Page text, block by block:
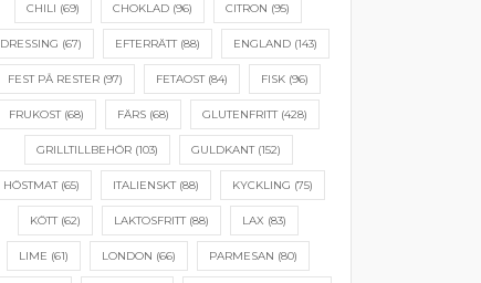
CHILI (69) CHOKLAD (96) CITRON (95)
DRESSING (67) EFTERRÄTT(88) ENGLAND(143)
FEST PÅ RESTER (97) FETAOST(84) FISK (96)
FRUKOST(68) FÄRS (68) GLUTENFRITT(428)
GRILLTILLBEHÖR(103) GULDKANT(152)
HÖSTMAT(65) ITALIENSKT(88) KYCKLING (75)
KÖTT(62) LAKTOSFRITT(88) LAX (83)
LIME (61) LONDON (66) PARMESAN (80)